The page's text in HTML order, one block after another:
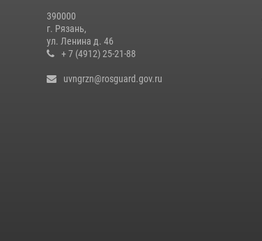
390000
г. Рязань,
ул. Ленина д. 46
+ 7 (4912) 25-21-88
uvngrzn@rosguard.gov.ru